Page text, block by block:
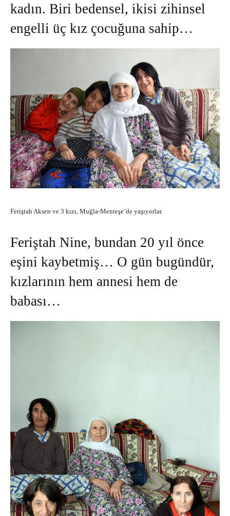
kadın. Biri bedensel, ikisi zihinsel
engelli üç kız çocuğuna sahip…
Feriştah Aksen ve 3 kızı, Muğla-Menteşe’de yaşıyorlar.
Feriştah Nine, bundan 20 yıl önce
eşini kaybetmiş… O gün bugündür,
kızlarının hem annesi hem de
babası…